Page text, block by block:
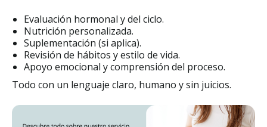
Evaluación hormonal y del ciclo.
Nutrición personalizada.
Suplementación (si aplica).
Revisión de hábitos y estilo de vida.
Apoyo emocional y comprensión del proceso.
Todo con un lenguaje claro, humano y sin juicios.